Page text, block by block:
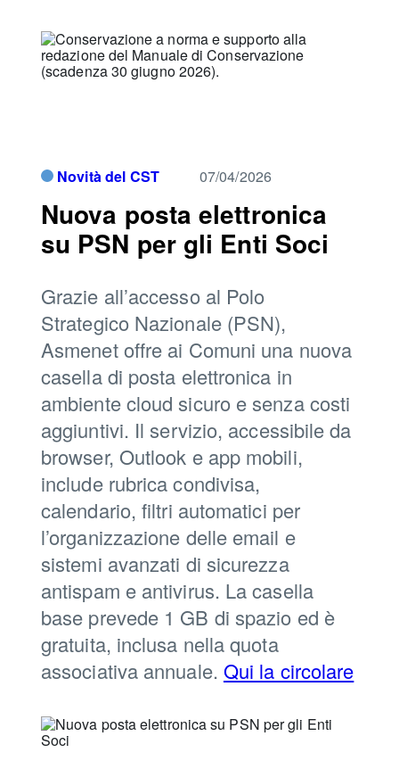
Novità del CST 07/04/2026
Nuova posta elettronica
su PSN per gli Enti Soci
Grazie all’accesso al Polo
Strategico Nazionale (PSN),
Asmenet offre ai Comuni una nuova
casella di posta elettronica in
ambiente cloud sicuro e senza costi
aggiuntivi. Il servizio, accessibile da
browser, Outlook e app mobili,
include rubrica condivisa,
calendario, filtri automatici per
l’organizzazione delle email e
sistemi avanzati di sicurezza
antispam e antivirus. La casella
base prevede 1 GB di spazio ed è
gratuita, inclusa nella quota
associativa annuale. Qui la circolare